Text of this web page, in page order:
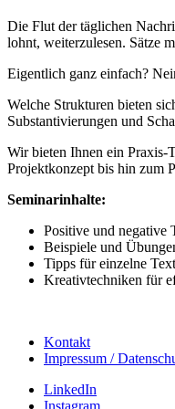
Die Flut der täglichen
lohnt, weiterzulesen. Sätze
Eigentlich ganz einfach?
Welche Strukturen bieten
Substantivierungen und
Wir bieten Ihnen ein Praxis-
Projektkonzept bis hin zum
Seminarinhalte:
Positive und negative
Beispiele und
Tipps für einzelne
Kreativtechniken für
Kontakt
Impressum /
LinkedIn
Instagram